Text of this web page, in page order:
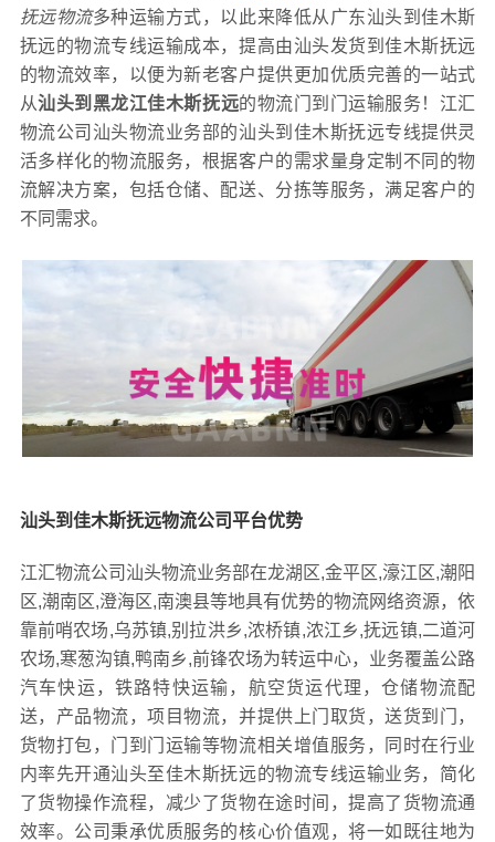
抚远物流多种运输方式，以此来降低从广东汕头到佳木斯
抚远的物流专线运输成本，提高由汕头发货到佳木斯抚远
的物流效率，以便为新老客户提供更加优质完善的一站式
从汕头到黑龙江佳木斯抚远的物流门到门运输服务！江汇
物流公司汕头物流业务部的汕头到佳木斯抚远专线提供灵
活多样化的物流服务，根据客户的需求量身定制不同的物
流解决方案，包括仓储、配送、分拣等服务，满足客户的
不同需求。
汕头到佳木斯抚远物流公司平台优势
江汇物流公司汕头物流业务部在龙湖区,金平区,濠江区,潮阳
区,潮南区,澄海区,南澳县等地具有优势的物流网络资源，依
靠前哨农场,乌苏镇,别拉洪乡,浓桥镇,浓江乡,抚远镇,二道河
农场,寒葱沟镇,鸭南乡,前锋农场为转运中心，业务覆盖公路
汽车快运，铁路特快运输，航空货运代理，仓储物流配
送，产品物流，项目物流，并提供上门取货，送货到门，
货物打包，门到门运输等物流相关增值服务，同时在行业
内率先开通汕头至佳木斯抚远的物流专线运输业务，简化
了货物操作流程，减少了货物在途时间，提高了货物流通
效率。公司秉承优质服务的核心价值观，将一如既往地为